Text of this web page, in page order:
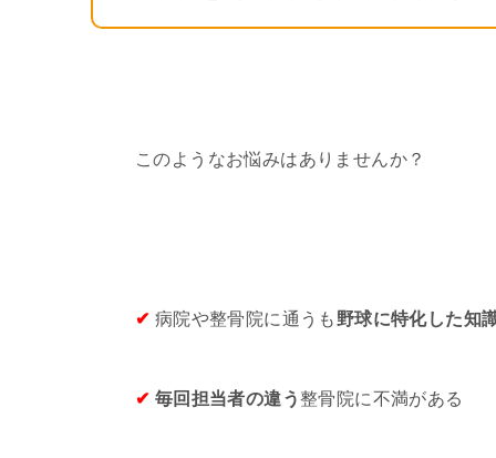
このようなお悩みはありませんか？
✔ 病院や整骨院に通うも野球に特化した知
✔ 毎回担当者の違う整骨院に不満がある